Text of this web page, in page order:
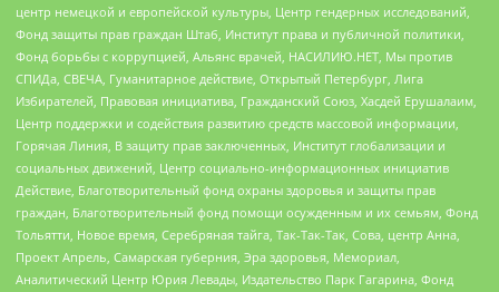
центр немецкой и европейской культуры, Центр гендерных исследований,
Фонд защиты прав граждан Штаб, Институт права и публичной политики,
Фонд борьбы с коррупцией, Альянс врачей, НАСИЛИЮ.НЕТ, Мы против
СПИДа, СВЕЧА, Гуманитарное действие, Открытый Петербург, Лига
Избирателей, Правовая инициатива, Гражданский Союз, Хасдей Ерушалаим,
Центр поддержки и содействия развитию средств массовой информации,
Горячая Линия, В защиту прав заключенных, Институт глобализации и
социальных движений, Центр социально-информационных инициатив
Действие, Благотворительный фонд охраны здоровья и защиты прав
граждан, Благотворительный фонд помощи осужденным и их семьям, Фонд
Тольятти, Новое время, Серебряная тайга, Так-Так-Так, Сова, центр Анна,
Проект Апрель, Самарская губерния, Эра здоровья, Мемориал,
Аналитический Центр Юрия Левады, Издательство Парк Гагарина, Фонд